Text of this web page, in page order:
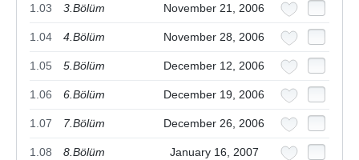
1.03 3.Bölüm November 21, 2006
1.04 4.Bölüm November 28, 2006
1.05 5.Bölüm December 12, 2006
1.06 6.Bölüm December 19, 2006
1.07 7.Bölüm December 26, 2006
1.08 8.Bölüm January 16, 2007